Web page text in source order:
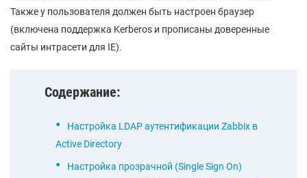
Также у пользователя должен быть настроен браузер
(включена поддержка Kerberos и прописаны доверенные
сайты интрасети для IE).
Содержание:
Настройка LDAP аутентификации Zabbix в
Active Directory
Настройка прозрачной (Single Sign On)